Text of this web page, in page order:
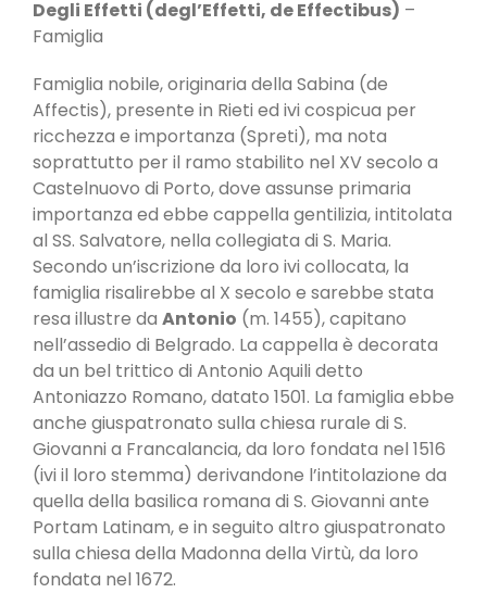
Degli Effetti (degl’Effetti, de Effectibus) –
Famiglia
Famiglia nobile, originaria della Sabina (de
Affectis), presente in Rieti ed ivi cospicua per
ricchezza e importanza (Spreti), ma nota
soprattutto per il ramo stabilito nel XV secolo a
Castelnuovo di Porto, dove assunse primaria
importanza ed ebbe cappella gentilizia, intitolata
al SS. Salvatore, nella collegiata di S. Maria.
Secondo un’iscrizione da loro ivi collocata, la
famiglia risalirebbe al X secolo e sarebbe stata
resa illustre da Antonio (m. 1455), capitano
nell’assedio di Belgrado. La cappella è decorata
da un bel trittico di Antonio Aquili detto
Antoniazzo Romano, datato 1501. La famiglia ebbe
anche giuspatronato sulla chiesa rurale di S.
Giovanni a Francalancia, da loro fondata nel 1516
(ivi il loro stemma) derivandone l’intitolazione da
quella della basilica romana di S. Giovanni ante
Portam Latinam, e in seguito altro giu­spatronato
sulla chiesa della Madonna della Virtù, da loro
fondata nel 1672.